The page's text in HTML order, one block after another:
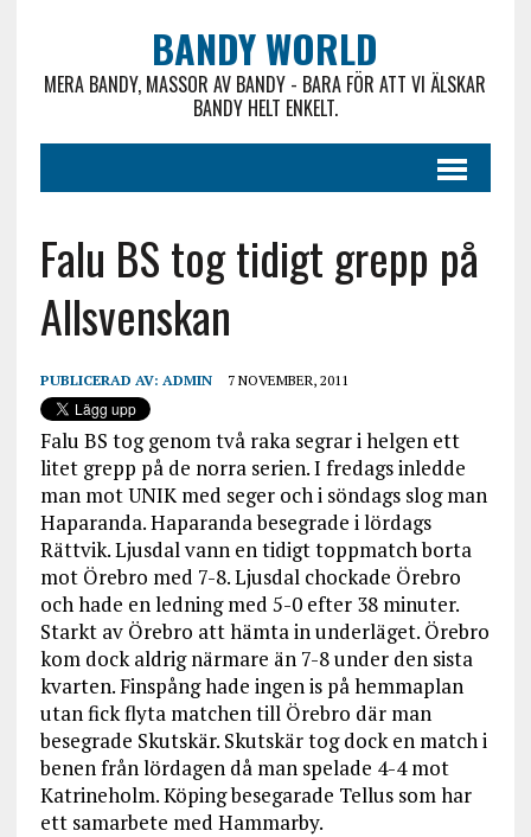
BANDY WORLD
MERA BANDY, MASSOR AV BANDY - BARA FÖR ATT VI ÄLSKAR
BANDY HELT ENKELT.
Falu BS tog tidigt grepp på
Allsvenskan
PUBLICERAD AV: ADMIN 7 NOVEMBER, 2011
Falu BS tog genom två raka segrar i helgen ett
litet grepp på de norra serien. I fredags inledde
man mot UNIK med seger och i söndags slog man
Haparanda. Haparanda besegrade i lördags
Rättvik. Ljusdal vann en tidigt toppmatch borta
mot Örebro med 7-8. Ljusdal chockade Örebro
och hade en ledning med 5-0 efter 38 minuter.
Starkt av Örebro att hämta in underläget. Örebro
kom dock aldrig närmare än 7-8 under den sista
kvarten. Finspång hade ingen is på hemmaplan
utan fick flyta matchen till Örebro där man
besegrade Skutskär. Skutskär tog dock en match i
benen från lördagen då man spelade 4-4 mot
Katrineholm. Köping besegarade Tellus som har
ett samarbete med Hammarby.